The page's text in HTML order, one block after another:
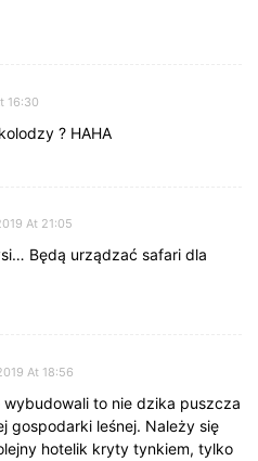
16:30
? HAHA
At 21:05
Będą urządzać safari dla
At 18:56
to nie dzika puszcza
gospodarki leśnej. Należy się
hotelik kryty tynkiem, tylko